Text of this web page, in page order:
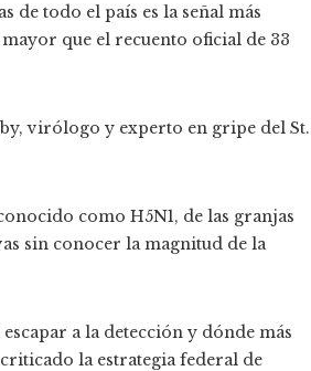
de todo el país es la señal más
que el recuento oficial de 33
virólogo y experto en gripe del St.
como H5N1, de las granjas
sin conocer la magnitud de la
a la detección y dónde más
la estrategia federal de